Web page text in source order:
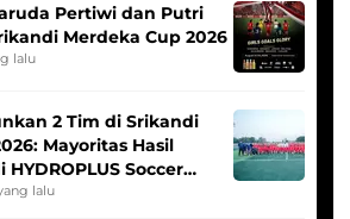
Pertiwi dan Putri
Merdeka Cup 2026
lalu
2 Tim di Srikandi
Mayoritas Hasil
Soccer
lalu